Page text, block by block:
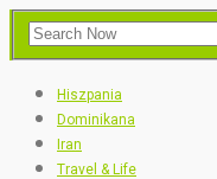
Hiszpania
Dominikana
Iran
Travel & Life